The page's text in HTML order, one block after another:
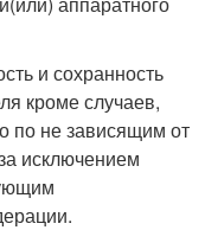
и сохранность
кроме случаев,
по не зависящим от
исключением